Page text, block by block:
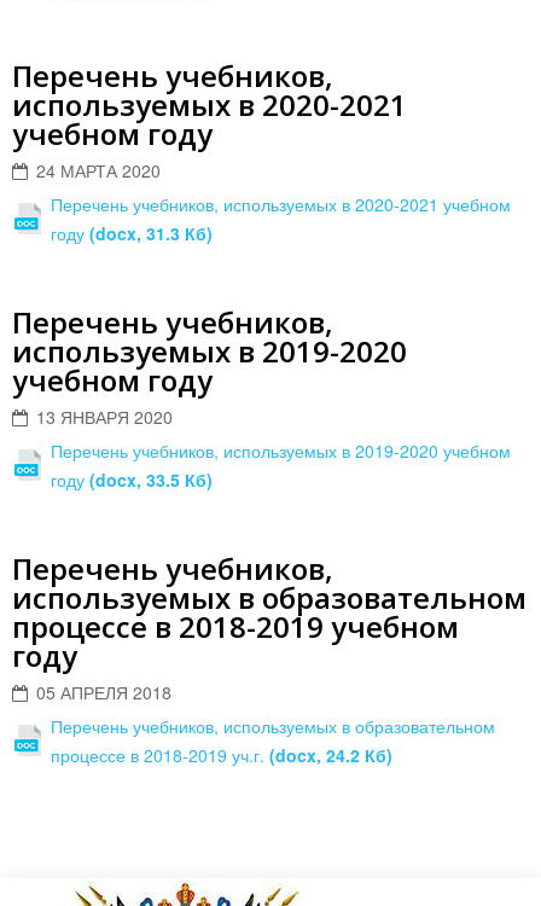
Перечень учебников,
используемых в 2020-2021
учебном году
24 МАРТА 2020
Перечень учебников, используемых в 2020-2021 учебном
году (docx, 31.3 Кб)
Перечень учебников,
используемых в 2019-2020
учебном году
13 ЯНВАРЯ 2020
Перечень учебников, используемых в 2019-2020 учебном
году (docx, 33.5 Кб)
Перечень учебников,
используемых в образовательном
процессе в 2018-2019 учебном
году
05 АПРЕЛЯ 2018
Перечень учебников, используемых в образовательном
процессе в 2018-2019 уч.г. (docx, 24.2 Кб)